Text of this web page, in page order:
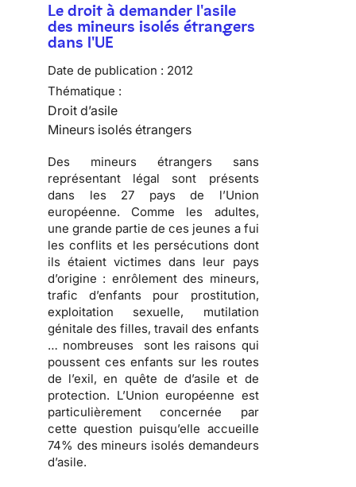
Le droit à demander l'asile
des mineurs isolés étrangers
dans l'UE
Date de publication : 2012
Thématique :
Droit d’asile
Mineurs isolés étrangers
Des mineurs étrangers sans
représentant légal sont présents
dans les 27 pays de l’Union
européenne. Comme les adultes,
une grande partie de ces jeunes a fui
les conflits et les persécutions dont
ils étaient victimes dans leur pays
d’origine : enrôlement des mineurs,
trafic d’enfants pour prostitution,
exploitation sexuelle, mutilation
génitale des filles, travail des enfants
… nombreuses sont les raisons qui
poussent ces enfants sur les routes
de l’exil, en quête de d’asile et de
protection. L’Union européenne est
particulièrement concernée par
cette question puisqu’elle accueille
74% des mineurs isolés demandeurs
d’asile.